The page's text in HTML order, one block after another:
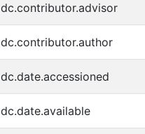
dc.contributor.advisor
dc.contributor.author
dc.date.accessioned
dc.date.available